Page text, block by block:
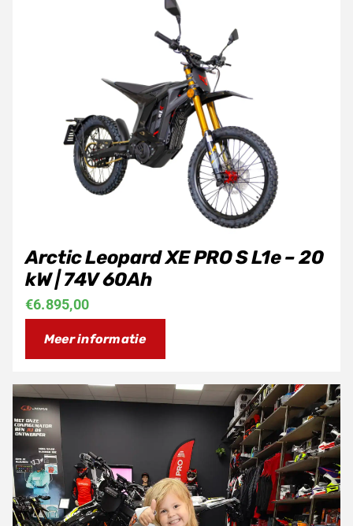
€6.895,00
Arctic Leopard XE PRO S L1e – 20
kW | 74V 60Ah
Meer informatie